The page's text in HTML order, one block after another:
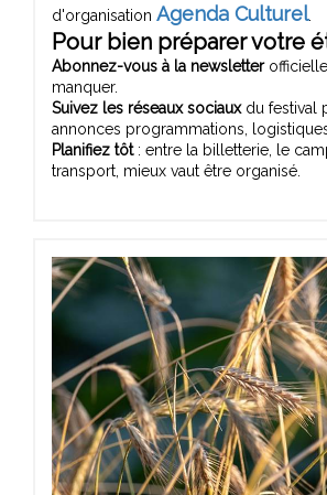
d'organisation Agenda Culturel.
Pour bien préparer votre
Abonnez-vous à la newsletter
manquer.
Suivez les réseaux sociauxdu festival
annonces programmations,
Planifiez tôt: entre la billetterie, le
transport, mieux vaut être organisé.